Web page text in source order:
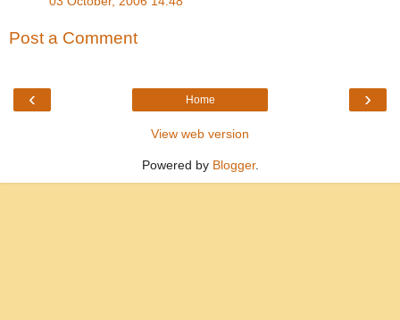
Post a Comment
‹ ›
Home
View web version
Powered by Blogger.